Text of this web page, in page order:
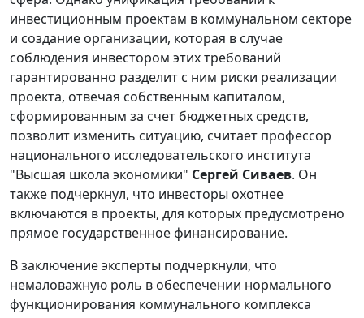
инвестиционным проектам в коммунальном секторе
и создание организации, которая в случае
соблюдения инвестором этих требований
гарантированно разделит с ним риски реализации
проекта, отвечая собственным капиталом,
сформированным за счет бюджетных средств,
позволит изменить ситуацию, считает профессор
национального исследовательского института
"Высшая школа экономики" Сергей Сиваев. Он
также подчеркнул, что инвесторы охотнее
включаются в проекты, для которых предусмотрено
прямое государственное финансирование.
В заключение эксперты подчеркнули, что
немаловажную роль в обеспечении нормального
функционирования коммунального комплекса